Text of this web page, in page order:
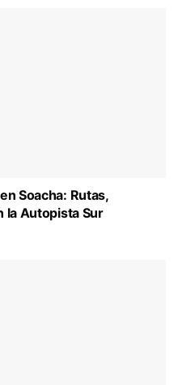
Soacha: Rutas,
la Autopista Sur